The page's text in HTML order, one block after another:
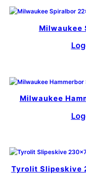
Milwaukee
Milwaukee
Tyrolit Slipeskive